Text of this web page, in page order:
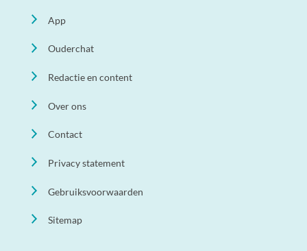
App
Ouderchat
Redactie en content
Over ons
Contact
Privacy statement
Gebruiksvoorwaarden
Sitemap